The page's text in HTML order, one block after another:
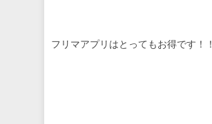
フリマアプリはとってもお得です！！